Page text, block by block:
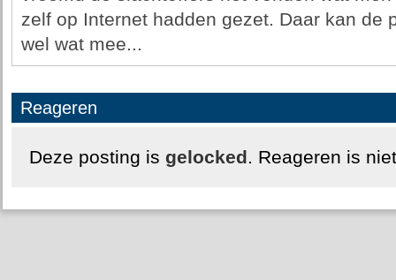
zelf op Internet hadden gezet. Daar kan de
wel wat mee...
Reageren
Deze posting is gelocked. Reageren is